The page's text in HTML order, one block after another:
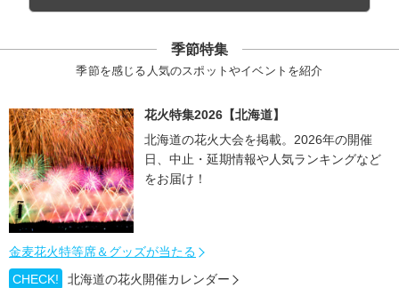
季節特集
季節を感じる人気のスポットやイベントを紹介
花火特集2026【北海道】
北海道の花火大会を掲載。2026年の開催
日、中止・延期情報や人気ランキングなど
をお届け！
金麦花火特等席＆グッズが当たる
CHECK!
北海道の花火開催カレンダー